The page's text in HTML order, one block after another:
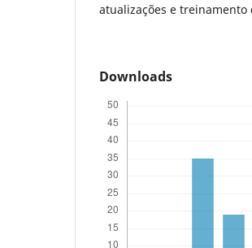
atualizações e treinamento
Downloads